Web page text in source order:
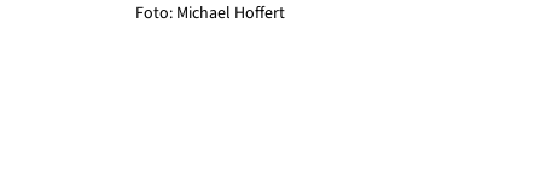
Foto: Michael Hoffert